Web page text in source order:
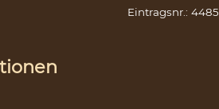
Eintragsnr.: 4485